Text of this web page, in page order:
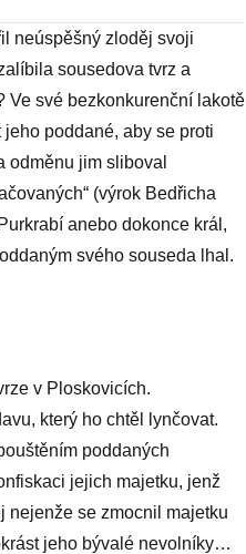
neúspěšný zloděj svoji
sousedova tvrz a
Ve své bezkonkurenční lakotě
poddané, aby se proti
odměnu jim sliboval
(výrok Bedřicha
anebo dokonce král,
svého souseda lhal.
v Ploskovicích.
který ho chtěl lynčovat.
poddaných
jejich majetku, jenž
nejenže se zmocnil majetku
jeho bývalé nevolníky…